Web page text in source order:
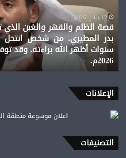
الذي
تعرض
له
الكاتب
الكويتي.
بدر
المطيري.
شخص
انتحل
شخصيته
وبعد
سجن
12 يناير، 2026
قصة الظلم والقهر والغبن
2026م.
الإعلانات
التصنيفات